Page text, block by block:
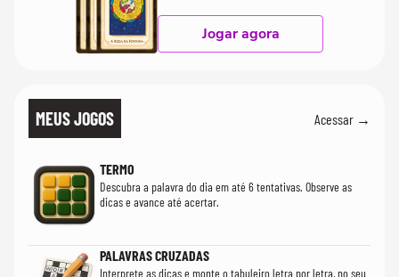
Jogar agora
MEUS JOGOS Acessar →
TERMO
Descubra a palavra do dia em até 6 tentativas. Observe as
dicas e avance até acertar.
PALAVRAS CRUZADAS
Interprete as dicas e monte o tabuleiro letra por letra, no seu